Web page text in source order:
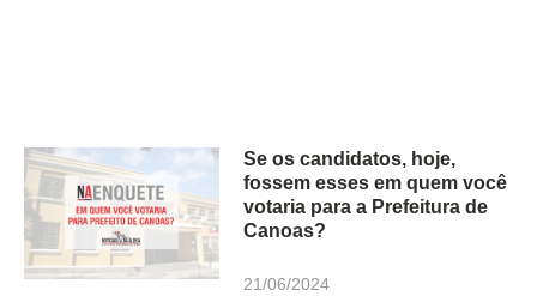
Se os candidatos, hoje,
fossem esses em quem você
votaria para a Prefeitura de
Canoas?
21/06/2024